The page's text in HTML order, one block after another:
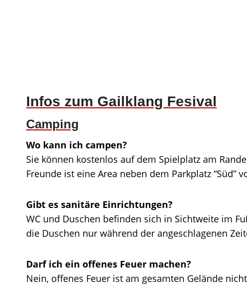
Infos zum Gailklang Fesival
Camping
Wo kann ich campen?
Sie können kostenlos auf dem Spielplatz am
Freunde ist eine Area neben dem Parkplatz “Süd”
Gibt es sanitäre Einrichtungen?
WC und Duschen befinden sich in Sichtweite im
die Duschen nur während der angeschlagenen
Darf ich ein offenes Feuer machen?
Nein, offenes Feuer ist am gesamten Gelände